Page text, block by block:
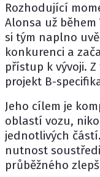
Rozhodující
Alonsa už
si tým naplno
konkurenci a
přístup k vývoji.
projekt B-
Jeho cílem je
oblastí vozu,
jednotlivých
nutnost
průběžného